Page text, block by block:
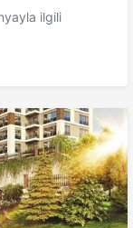
ilgili